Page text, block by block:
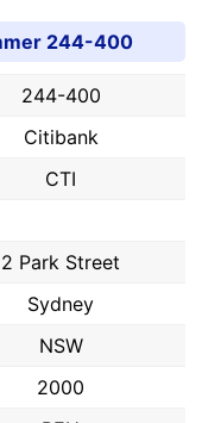
244-400
244-400
Citibank
CTI
2 Park Street
Sydney
NSW
2000